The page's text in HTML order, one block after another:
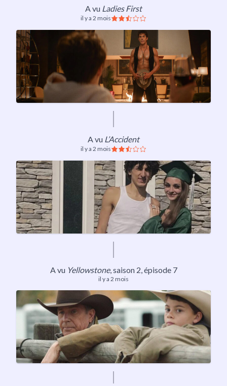
A vu Ladies First
il y a 2 mois
A vu L’Accident
il y a 2 mois
A vu Yellowstone,saison 2, épisode 7
il y a 2 mois